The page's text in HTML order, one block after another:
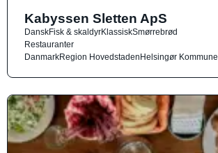
Kabyssen Sletten ApS
DanskFisk & skaldyrKlassiskSmørrebrød
Restauranter
DanmarkRegion HovedstadenHelsingør Kommune